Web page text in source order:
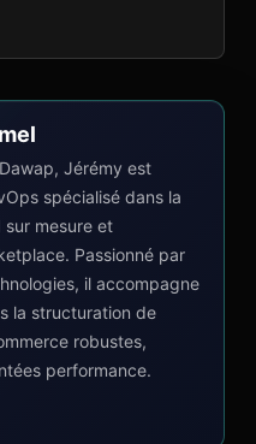
Jérémy est
spécialisé dans la
sur mesure et
Passionné par
il accompagne
la structuration de
robustes,
performance.